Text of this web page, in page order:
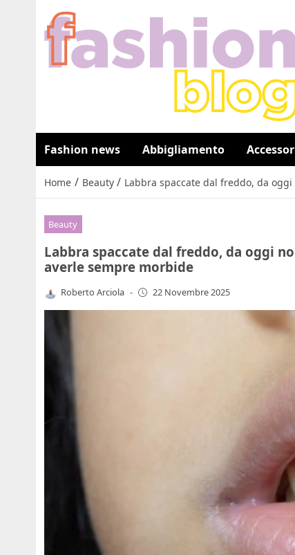
Fashion news Abbigliamento
Home / Beauty / Labbra spaccate dal freddo, da
Beauty
Labbra spaccate dal freddo, da oggi
averle sempre morbide
Roberto Arciola - 22 Novembre 2025